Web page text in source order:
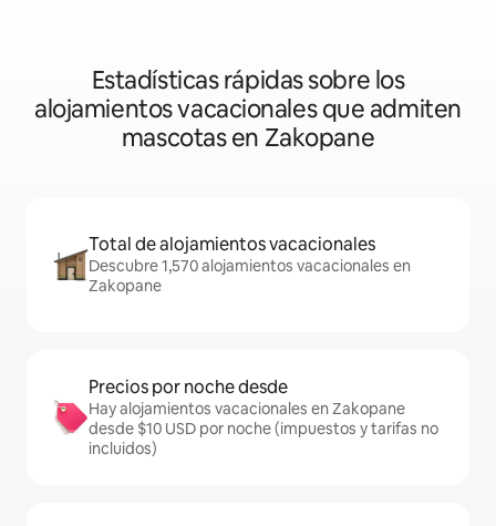
Estadísticas rápidas sobre los
alojamientos vacacionales que admiten
mascotas en Zakopane
Total de alojamientos vacacionales
Descubre 1,570 alojamientos vacacionales en
Zakopane
Precios por noche desde
Hay alojamientos vacacionales en Zakopane
desde $10 USD por noche (impuestos y tarifas no
incluidos)